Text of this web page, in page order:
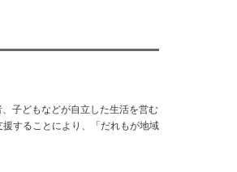
子どもなどが自立した生活を営む
することにより、「だれもが地域